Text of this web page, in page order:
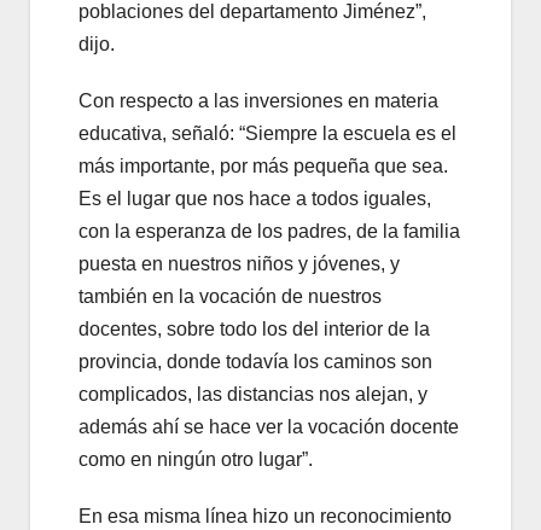
poblaciones del departamento Jiménez”,
dijo.
Con respecto a las inversiones en materia
educativa, señaló: “Siempre la escuela es el
más importante, por más pequeña que sea.
Es el lugar que nos hace a todos iguales,
con la esperanza de los padres, de la familia
puesta en nuestros niños y jóvenes, y
también en la vocación de nuestros
docentes, sobre todo los del interior de la
provincia, donde todavía los caminos son
complicados, las distancias nos alejan, y
además ahí se hace ver la vocación docente
como en ningún otro lugar”.
En esa misma línea hizo un reconocimiento